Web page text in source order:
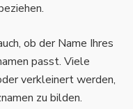
ob der Name Ihres
passt. Viele
verkleinert werden,
zu bilden.